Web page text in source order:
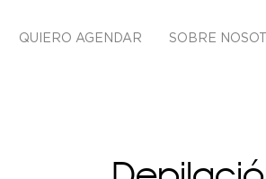
QUIERO AGENDAR SOBRE